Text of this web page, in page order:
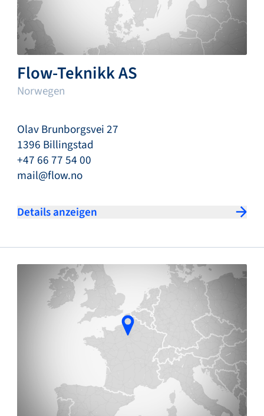
Flow-Teknikk AS
Norwegen
Olav Brunborgsvei 27
1396 Billingstad
+47 66 77 54 00
mail@flow.no
Details anzeigen